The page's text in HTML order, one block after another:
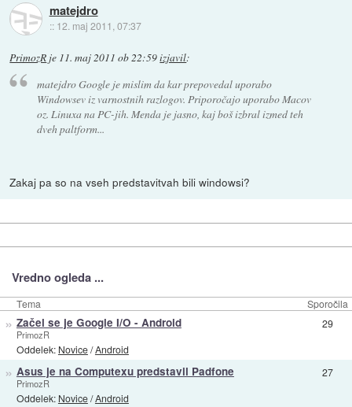
matejdro
:: 12. maj 2011, 07:37
PrimozR je 11. maj 2011 ob 22:59izjavil:
matejdro Google je mislim da kar prepovedal uporabo
Windowsev iz varnostnih razlogov. Priporočajo uporabo Macov
oz. Linuxa na PC-jih. Menda je jasno, kaj boš izbral izmed teh
dveh paltform...
Zakaj pa so na vseh predstavitvah bili windowsi?
Vredno ogleda ...
Tema Sporočila
» Začel se je Google I/O - Android
PrimozR
Oddelek: Novice/Android
29
» Asus je na Computexu predstavil Padfone
PrimozR
Oddelek: Novice/Android
27